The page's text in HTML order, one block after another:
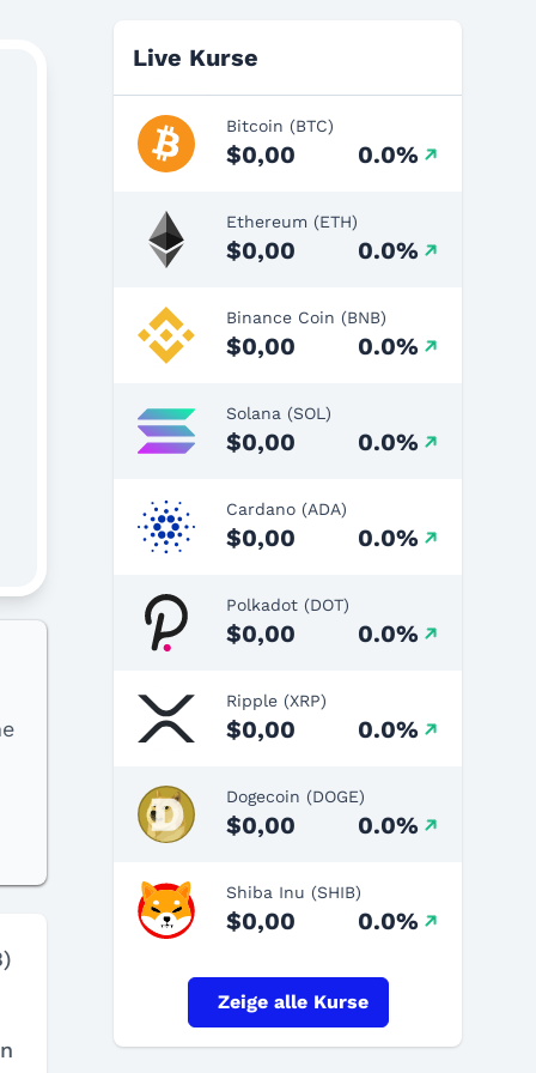
Live Kurse
Bitcoin (BTC)
$0,00 0.0%
Ethereum (ETH)
$0,00 0.0%
Binance Coin (BNB)
$0,00 0.0%
Solana (SOL)
$0,00 0.0%
Cardano (ADA)
$0,00 0.0%
Polkadot (DOT)
$0,00 0.0%
Ripple (XRP)
$0,00 0.0%
Dogecoin (DOGE)
$0,00 0.0%
Shiba Inu (SHIB)
$0,00 0.0%
Zeige alle Kurse